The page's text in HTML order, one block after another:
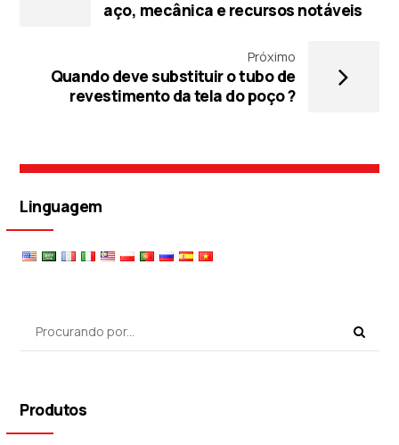
aço, mecânica e recursos notáveis
Próximo
Quando deve substituir o tubo de
revestimento da tela do poço ?
Linguagem
Produtos